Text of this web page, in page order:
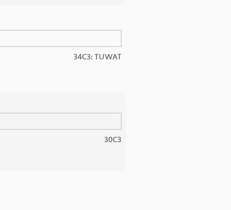
34C3: TUWAT
30C3